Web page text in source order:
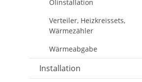
Ölinstallation
Verteiler, Heizkreissets,
Wärmezähler
Wärmeabgabe
Installation